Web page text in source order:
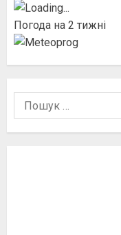
Погода на 2 тижні
Пошук: